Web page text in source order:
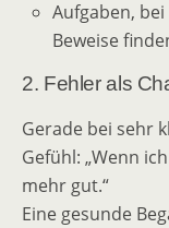
Aufgaben,
Beweise
2. Fehler als
Gerade bei sehr
Gefühl: „Wenn
mehr gut.“
Eine gesunde